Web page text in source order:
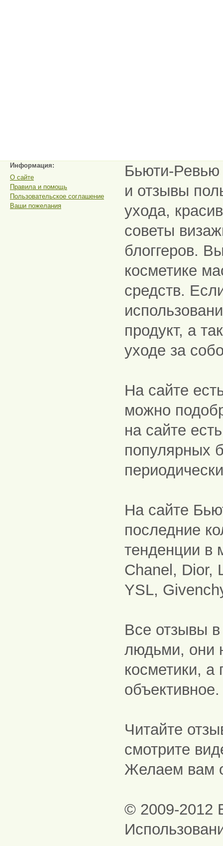
Информация:
О сайте
Правила и помощь
Пользовательское соглашение
Ваши пожелания
Бьюти-
и отзывы
ухода,
советы
блоггеров.
косметике
средств.
продукт, а
уходе за
На сайте
можно
на сайте
популярных
На сайте
последние
тенденции в
Chanel, Dior,
YSL,
Все отзывы
людьми, они
косметики, а
объективное.
Читайте
смотрите
Желаем вам
© 2009-2012